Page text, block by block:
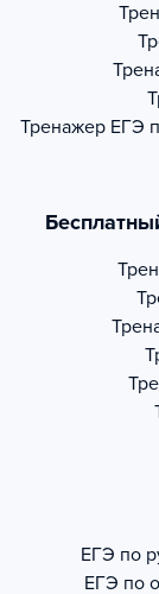
Тренажер ЕГЭ
ЕГЭ по
ЕГЭ по